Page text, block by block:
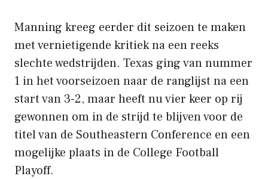
Manning kreeg eerder dit seizoen te maken
met vernietigende kritiek na een reeks
slechte wedstrijden. Texas ging van nummer
1 in het voorseizoen naar de ranglijst na een
start van 3-2, maar heeft nu vier keer op rij
gewonnen om in de strijd te blijven voor de
titel van de Southeastern Conference en een
mogelijke plaats in de College Football
Playoff.